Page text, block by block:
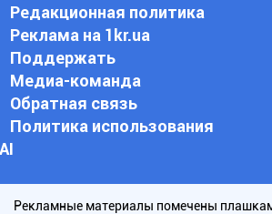
Редакционная политика
Реклама на 1kr.ua
Поддержать
Медиа-команда
Обратная связь
Политика использования
АI
Рекламные материалы помечены